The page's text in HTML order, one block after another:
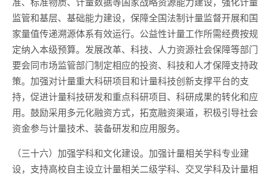
监管和基层、基础能力建设，保障全国法制计量监督开展和国
家量值传递溯源体系有效运行。公益性计量工作所需经费按规
定纳入本级预算。发展改革、科技、人力资源社会保障等部门
要会同市场监管部门制定相应的投资、科技和人才保障支持政
策。加强对计量重大科研项目和计量科技创新支撑平台的支
持，促进计量科技研发和重点科研项目、科研成果的转化和应
用。鼓励采用多元化融资方式，拓宽融资渠道，积极引导社会
资金参与计量技术、装备研发和应用服务。
（三十六）加强学科和文化建设。加强计量相关学科专业建
设，支持高校自主设立计量相关二级学科、交叉学科及计量相